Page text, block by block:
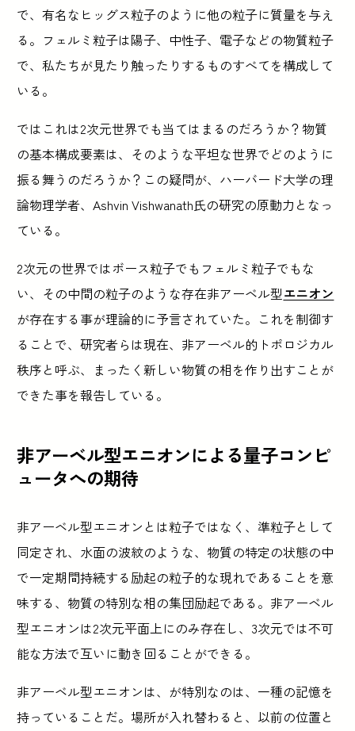
で、有名なヒッグス粒子のように他の粒子に質量を与え
る。フェルミ粒子は陽子、中性子、電子などの物質粒子
で、私たちが見たり触ったりするものすべてを構成して
いる。
ではこれは2次元世界でも当てはまるのだろうか？物質
の基本構成要素は、そのような平坦な世界でどのように
振る舞うのだろうか？この疑問が、ハーバード大学の理
論物理学者、Ashvin Vishwanath氏の研究の原動力となっ
ている。
2次元の世界ではボース粒子でもフェルミ粒子でもな
い、その中間の粒子のような存在非アーベル型エニオン
が存在する事が理論的に予言されていた。これを制御す
ることで、研究者らは現在、非アーベル的トポロジカル
秩序と呼ぶ、まったく新しい物質の相を作り出すことが
できた事を報告している。
非アーベル型エニオンによる量子コンピ
ュータへの期待
非アーベル型エニオンとは粒子ではなく、準粒子として
同定され、水面の波紋のような、物質の特定の状態の中
で一定期間持続する励起の粒子的な現れであることを意
味する、物質の特別な相の集団励起である。非アーベル
型エニオンは2次元平面上にのみ存在し、3次元では不可
能な方法で互いに動き回ることができる。
非アーベル型エニオンは、が特別なのは、一種の記憶を
持っていることだ。場所が入れ替わると、以前の位置と